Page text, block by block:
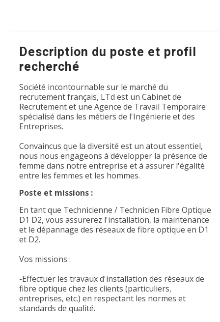
Description du poste et profil
recherché
Société incontournable sur le marché du
recrutement français, LTd est un Cabinet de
Recrutement et une Agence de Travail Temporaire
spécialisé dans les métiers de l'Ingénierie et des
Entreprises.
Convaincus que la diversité est un atout essentiel,
nous nous engageons à développer la présence de
femme dans notre entreprise et à assurer l'égalité
entre les femmes et les hommes.
Poste et missions :
En tant que Technicienne / Technicien Fibre Optique
D1 D2, vous assurerez l'installation, la maintenance
et le dépannage des réseaux de fibre optique en D1
et D2.
Vos missions :
-Effectuer les travaux d'installation des réseaux de
fibre optique chez les clients (particuliers,
entreprises, etc.) en respectant les normes et
standards de qualité.